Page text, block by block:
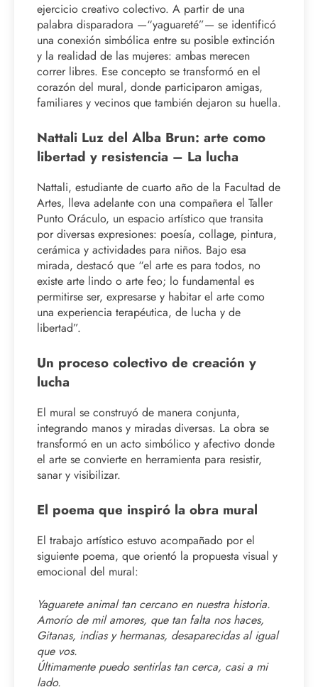
ejercicio creativo colectivo. A partir de una
palabra disparadora —“yaguareté”— se identificó
una conexión simbólica entre su posible extinción
y la realidad de las mujeres: ambas merecen
correr libres. Ese concepto se transformó en el
corazón del mural, donde participaron amigas,
familiares y vecinos que también dejaron su huella.
Nattali Luz del Alba Brun: arte como
libertad y resistencia – La lucha
Nattali, estudiante de cuarto año de la Facultad de
Artes, lleva adelante con una compañera el Taller
Punto Oráculo, un espacio artístico que transita
por diversas expresiones: poesía, collage, pintura,
cerámica y actividades para niños. Bajo esa
mirada, destacó que “el arte es para todos, no
existe arte lindo o arte feo; lo fundamental es
permitirse ser, expresarse y habitar el arte como
una experiencia terapéutica, de lucha y de
libertad”.
Un proceso colectivo de creación y
lucha
El mural se construyó de manera conjunta,
integrando manos y miradas diversas. La obra se
transformó en un acto simbólico y afectivo donde
el arte se convierte en herramienta para resistir,
sanar y visibilizar.
El poema que inspiró la obra mural
El trabajo artístico estuvo acompañado por el
siguiente poema, que orientó la propuesta visual y
emocional del mural:
Yaguarete animal tan cercano en nuestra historia.
Amorío de mil amores, que tan falta nos haces,
Gitanas, indias y hermanas, desaparecidas al igual
que vos.
Últimamente puedo sentirlas tan cerca, casi a mi
lado.